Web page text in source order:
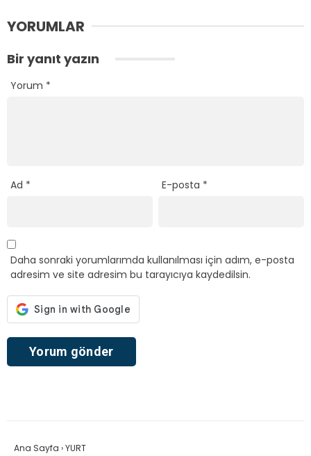
YORUMLAR
Bir yanıt yazın
Yorum *
Ad * E-posta *
Daha sonraki yorumlarımda kullanılması için adım, e-posta
adresim ve site adresim bu tarayıcıya kaydedilsin.
Ana Sayfa ›YURT